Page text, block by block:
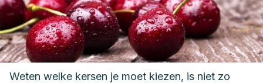
Weten welke kersen je moet kiezen, is niet zo